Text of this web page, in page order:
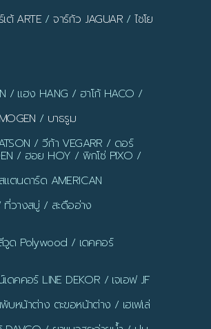
เต้ ARTE/จาร์กัว JAGUAR/ไชโย
/ แฮง HANG / ฮาโก้ HACO /
/ บาธรูม
/ วีก้า VEGARR / ดอร์
/ ฮอย HOY / พิกโซ่ PIXO /
ตนดาร์ด AMERICAN
วางสบู่ / สะดืออ่าง
วูด Polywood / เดคคอร์
คคอร์ LINE DEKOR / เจเอฟ JF
น้าต่าง ตะขอหน้าต่าง / เฮเฟเล่